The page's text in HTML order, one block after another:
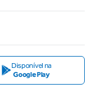
Disponível na
Google Play